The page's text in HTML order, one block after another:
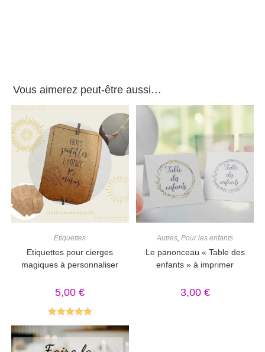
Vous aimerez peut-être aussi…
Etiquettes
Etiquettes pour cierges
magiques à personnaliser
5,00€
Note5.00
sur 5
Autres,Pour les enfants
Le panonceau « Table des
enfants » à imprimer
3,00 €